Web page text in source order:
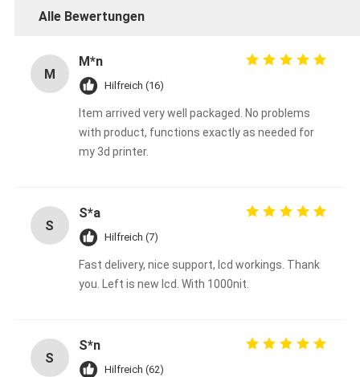
Alle Bewertungen
M
M*n
Hilfreich (16)
Item arrived very well packaged. No problems
with product, functions exactly as needed for
my 3d printer.
S
S*a
Hilfreich (7)
Fast delivery, nice support, lcd workings. Thank
you. Left is new lcd. With 1000nit.
S
S*n
Hilfreich (62)